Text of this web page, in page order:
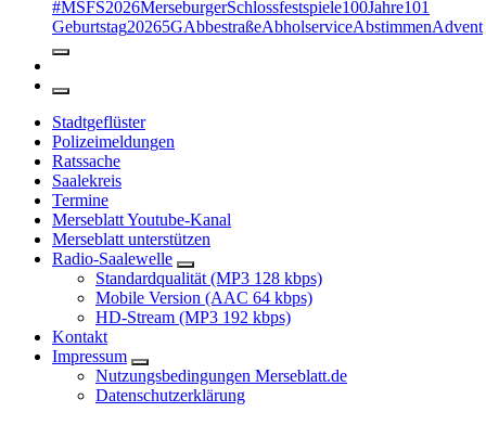
#MSFS2026MerseburgerSchlossfestspiele100Jahre101
Geburtstag20265GAbbestraßeAbholserviceAbstimmenAdvent
Stadtgeflüster
Polizeimeldungen
Ratssache
Saalekreis
Termine
Merseblatt Youtube-Kanal
Merseblatt unterstützen
Radio-Saalewelle
Standardqualität (MP3 128 kbps)
Mobile Version (AAC 64 kbps)
HD-Stream (MP3 192 kbps)
Kontakt
Impressum
Nutzungsbedingungen Merseblatt.de
Datenschutzerklärung